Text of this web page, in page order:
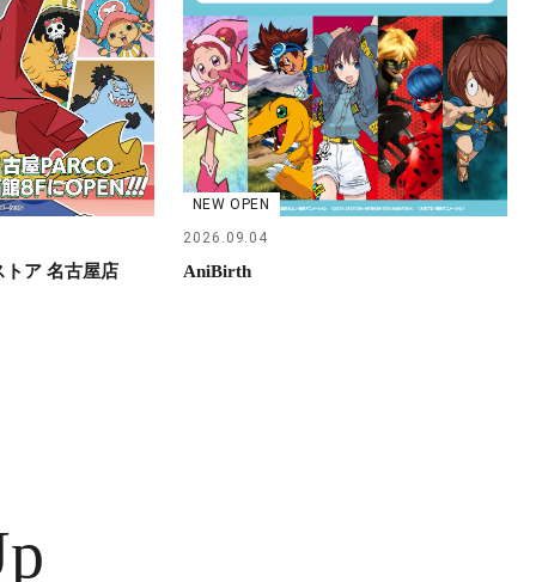
ア 名古屋店
NEW OPEN
2026.09.04
AniBirth